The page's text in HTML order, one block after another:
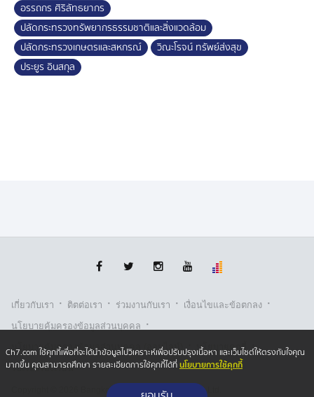
อรรถกร ศิริลัทธยากร
ปลัดกระทรวงทรัพยากรธรรมชาติและสิ่งแวดล้อม
ปลัดกระทรวงเกษตรและสหกรณ์
วิณะโรจน์ ทรัพย์ส่งสุข
ประยูร อินสกุล
เกี่ยวกับเรา · ติตต่อเรา · ร่วมงานกับเรา · เงื่อนไขและข้อตกลง ·
นโยบายคุ้มครองข้อมูลส่วนบุคคล ·
นโยบายคุ้มครองข้อมูลส่วนบุคคล (ออนไลน์) · นโยบายคุกกี้ ·
รับเรื่องร้องเรียน
Copyright © 2026 Bangkok Broadcasting & T.V. Co.,Ltd.
Ch7.com ใช้คุกกี้เพื่อที่จะได้นำข้อมูลไปวิเคราะห์เพื่อปรับปรุงเนื้อหา และเว็บไซต์ให้ตรงกับใจคุณ
มากขึ้น คุณสามารถศึกษา รายละเอียดการใช้คุกกี้ได้ที่นโยบายการใช้คุกกี้